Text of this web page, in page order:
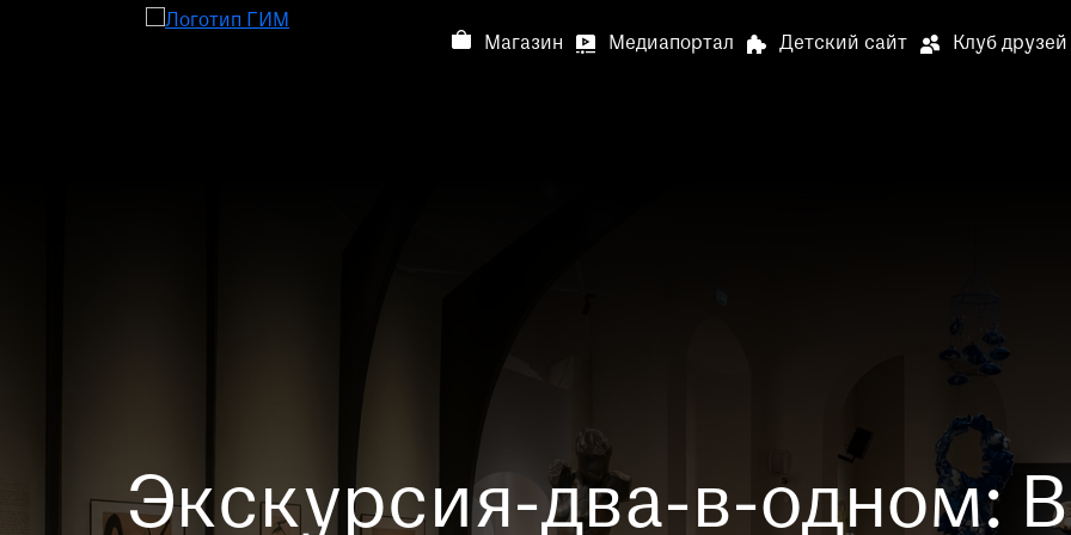
Магазин Медиапортал Детский сайт Клуб друзей
Выставки и события О
Детский сайт
Опрос
Ваше
Экскурсия-два-в-одном: